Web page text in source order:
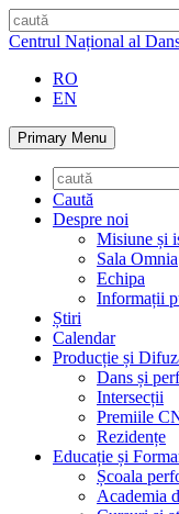
Skip
to
caută
Centrul Național al
RO
EN
Primary Menu
Caută
Despre noi
Misiune și
Sala Omnia
Echipa
Informații
Știri
Calendar
Producție și
Dans și
Intersecții
Premiile
Rezidențe
Educație și
Școala
Academia